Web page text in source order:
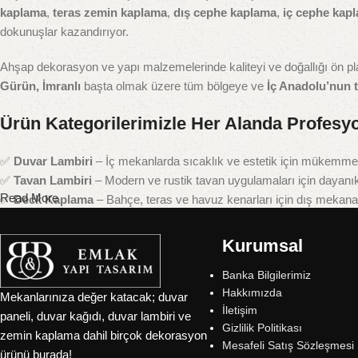
kaplama, teras zemin kaplama, dış cephe kaplama, iç cephe
dokunuşlar kazandırıyor.
Ahşap dekorasyon ve yapı malzemelerinde kaliteyi ve doğallığı ön
Gürün, İmranlı başta olmak üzere tüm bölgeye ve İç Anadolu’nun
Ürün Kategorilerimizle Her Alanda
✅ Duvar Lambiri – İç mekanlarda sıcaklık ve estetik için
✅ Tavan Lambiri – Modern ve rustik tavan uygulamaları için
✅Deck Kaplama – Bahçe, teras ve havuz kenarları için dış
✅Dış Cephe Kaplama– Doğal ahşap görünümüyle dış cephelerde
✅İç Cephe Kaplama– Evinize sıcaklık katan iç cephe dekorasyon
✅Masif Panel– Mobilya ve iç dekorasyon projeleri için yüksek
✅Rustik Ürünler– Ahşabın doğal ve yaşanmış dokusunu
✅Kereste ve Konstrüksiyon Malzemeleri– İnşaat ve yapı
Read More
Mekanlarınıza değer katacak; duvar
paneli, duvar kağıdı, duvar lambiri ve
zemin kaplama dahil birçok dekorasyon
ürünü burada!
Kurumsal
Banka Bilgilerimiz
Hakkımızda
İletişim
Gizlilik Politikası
Mesafeli Satış Sözleşmesi